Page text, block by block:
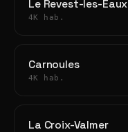
Le Revest-les-Eaux
4K hab.
Carnoules
4K hab.
La Croix-Valmer